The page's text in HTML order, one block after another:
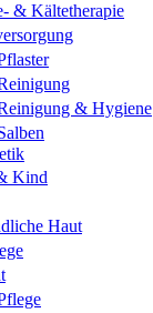
& Kältetherapie
& Hygiene
Kind
Haut